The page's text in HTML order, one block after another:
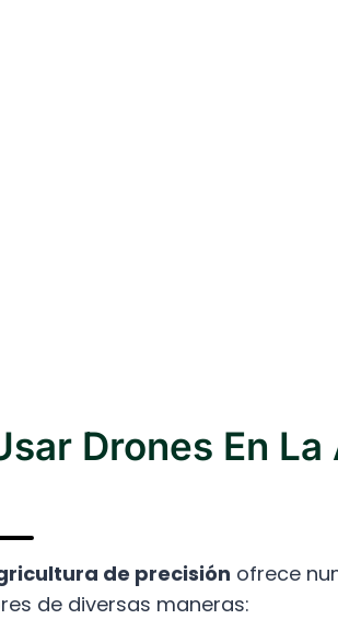
Drones En
de precisión ofrece
de diversas maneras: